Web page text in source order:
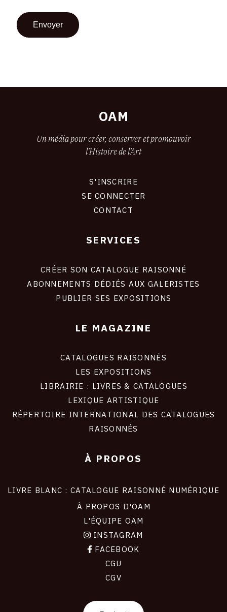
OAM
Un média pour créer, conserver et promouvoir
l'Histoire de l'Art
S'INSCRIRE
SE CONNECTER
CONTACT
SERVICES
CRÉER SON CATALOGUE RAISONNÉ
ABONNEMENTS DÉDIÉS AUX GALERISTES
PUBLIER SES EXPOSITIONS
LE MAGAZINE
CATALOGUES RAISONNÉS
LES EXPOSITIONS
LIBRAIRIE : LIVRES & CATALOGUES
LEXIQUE ARTISTIQUE
RÉPERTOIRE INTERNATIONAL DES CATALOGUES
RAISONNÉS
À PROPOS
LIVRE BLANC : CATALOGUE RAISONNÉ NUMÉRIQUE
À PROPOS D'OAM
L'ÉQUIPE OAM
INSTAGRAM
FACEBOOK
CGU
CGV